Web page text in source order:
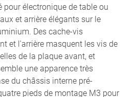
pour électronique de table ou
et arrière élégants sur le
Des cache-vis
et l'arrière masquent les vis de
de la plaque avant, et
une apparence très
du châssis interne pré-
pieds de montage M3 pour